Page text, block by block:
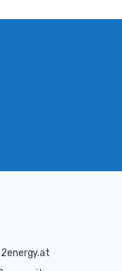
2energy.at